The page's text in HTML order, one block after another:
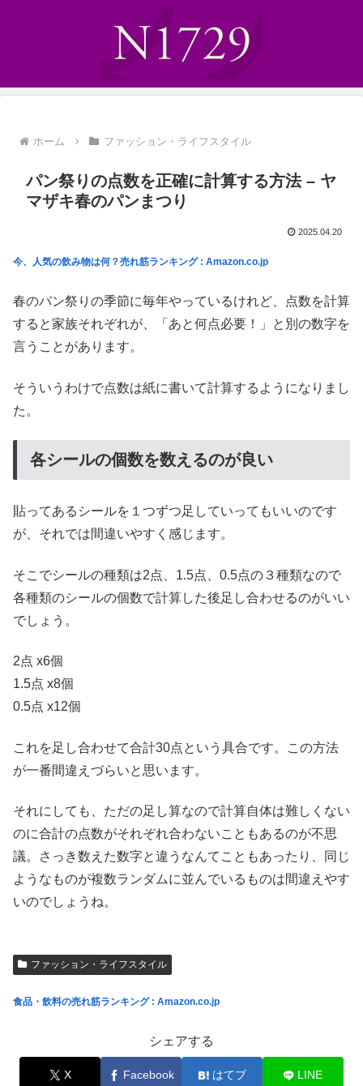
ホーム ファッション・ライフスタイル
パン祭りの点数を正確に計算する方法 – ヤ
マザキ春のパンまつり
2025.04.20
今、人気の飲み物は何？売れ筋ランキング : Amazon.co.jp
春のパン祭りの季節に毎年やっているけれど、点数を計算
すると家族それぞれが、「あと何点必要！」と別の数字を
言うことがあります。
そういうわけで点数は紙に書いて計算するようになりまし
た。
各シールの個数を数えるのが良い
貼ってあるシールを１つずつ足していってもいいのです
が、それでは間違いやすく感じます。
そこでシールの種類は2点、1.5点、0.5点の３種類なので
各種類のシールの個数で計算した後足し合わせるのがいい
でしょう。
2点 x6個
1.5点 x8個
0.5点 x12個
これを足し合わせて合計30点という具合です。この方法
が一番間違えづらいと思います。
それにしても、ただの足し算なので計算自体は難しくない
のに合計の点数がそれぞれ合わないこともあるのが不思
議。さっき数えた数字と違うなんてこともあったり、同じ
ようなものが複数ランダムに並んでいるものは間違えやす
いのでしょうね。
ファッション・ライフスタイル
食品・飲料の売れ筋ランキング : Amazon.co.jp
シェアする
X Facebook はてブ LINE